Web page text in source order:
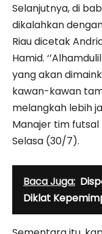
Selanjutnya, di
dikalahkan
Riau dicetak
Hamid.
yang akan
kawan-kawan
melangkah lebih
Manajer tim futsal
Selasa (30/7).
Baca Juga:
Diklat